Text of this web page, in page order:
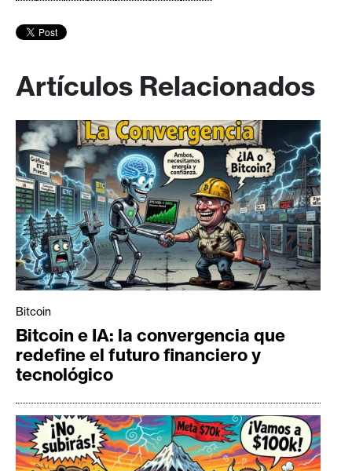
Artículos Relacionados
Bitcoin
Bitcoin e IA: la convergencia que
redefine el futuro financiero y
tecnológico